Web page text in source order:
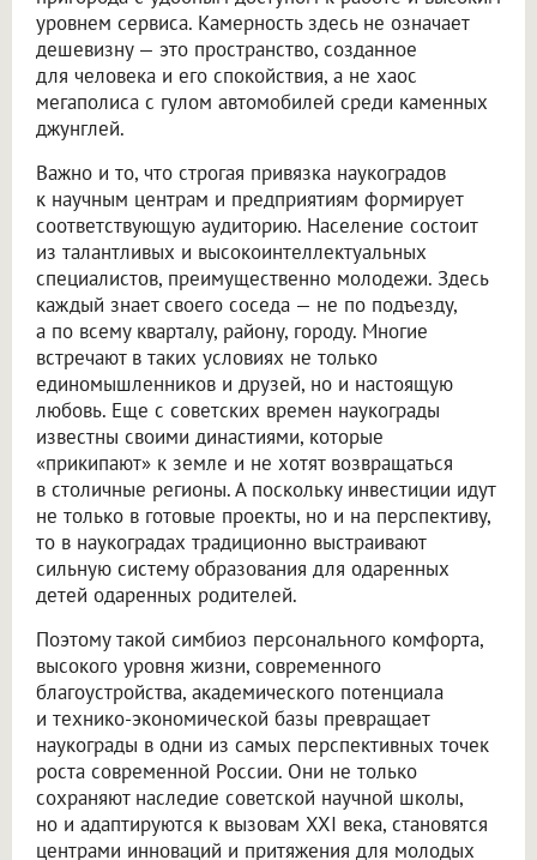
уровнем сервиса. Камерность здесь не означает
дешевизну — это пространство, созданное
для человека и его спокойствия, а не хаос
мегаполиса с гулом автомобилей среди каменных
джунглей.
Важно и то, что строгая привязка наукоградов
к научным центрам и предприятиям формирует
соответствующую аудиторию. Население состоит
из талантливых и высокоинтеллектуальных
специалистов, преимущественно молодежи. Здесь
каждый знает своего соседа — не по подъезду,
а по всему кварталу, району, городу. Многие
встречают в таких условиях не только
единомышленников и друзей, но и настоящую
любовь. Еще с советских времен наукограды
известны своими династиями, которые
«прикипают» к земле и не хотят возвращаться
в столичные регионы. А поскольку инвестиции идут
не только в готовые проекты, но и на перспективу,
то в наукоградах традиционно выстраивают
сильную систему образования для одаренных
детей одаренных родителей.
Поэтому такой симбиоз персонального комфорта,
высокого уровня жизни, современного
благоустройства, академического потенциала
и технико-экономической базы превращает
наукограды в одни из самых перспективных точек
роста современной России. Они не только
сохраняют наследие советской научной школы,
но и адаптируются к вызовам XXI века, становятся
центрами инноваций и притяжения для молодых